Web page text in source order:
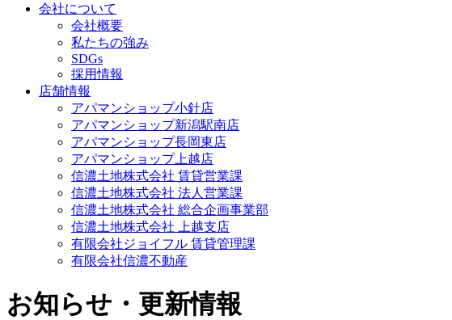
会社について
会社概要
私たちの強み
SDGs
採用情報
店舗情報
アパマンショップ小針店
アパマンショップ新潟駅南店
アパマンショップ長岡東店
アパマンショップ上越店
信濃土地株式会社 賃貸営業課
信濃土地株式会社 法人営業課
信濃土地株式会社 総合企画事業部
信濃土地株式会社 上越支店
有限会社ジョイフル 賃貸管理課
有限会社信濃不動産
お知らせ・更新情報